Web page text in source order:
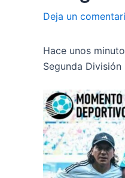
Deja un
Hace unos
Segunda